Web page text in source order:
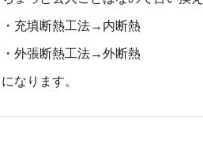
・充填断熱工法→内断熱
・外張断熱工法→外断熱
になります。